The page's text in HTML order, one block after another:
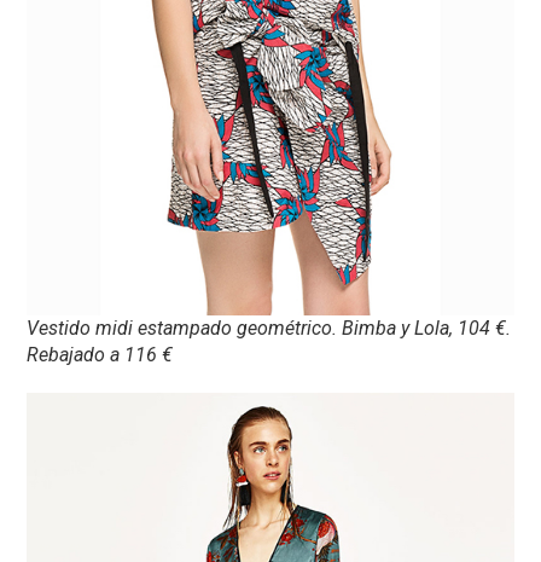
Vestido midi estampado geométrico. Bimba y Lola, 104 €.
Rebajado a 116 €